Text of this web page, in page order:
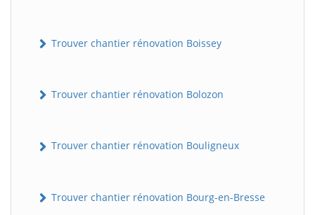
Trouver chantier rénovation Boissey
Trouver chantier rénovation Bolozon
Trouver chantier rénovation Bouligneux
Trouver chantier rénovation Bourg-en-Bresse